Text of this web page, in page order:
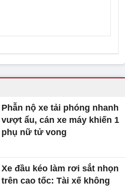
Phẫn nộ xe tải phóng nhanh
vượt ẩu, cán xe máy khiến 1
phụ nữ tử vong
Xe đầu kéo làm rơi sắt nhọn
trên cao tốc: Tài xế không